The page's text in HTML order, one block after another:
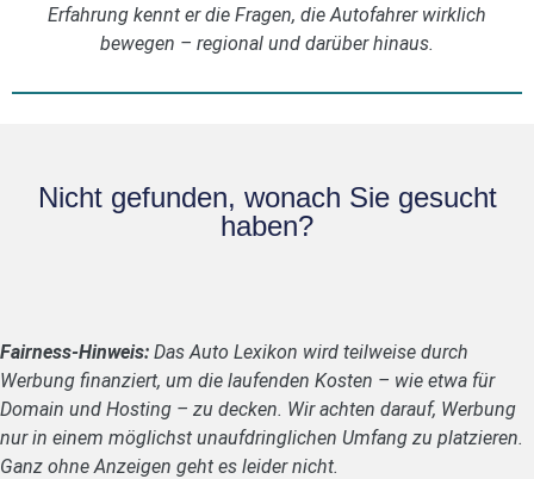
Erfahrung kennt er die Fragen, die Autofahrer wirklich
bewegen – regional und darüber hinaus.
Nicht gefunden, wonach Sie gesucht
haben?
Fairness-Hinweis: Das Auto Lexikon wird teilweise durch
Werbung finanziert, um die laufenden Kosten – wie etwa für
Domain und Hosting – zu decken. Wir achten darauf, Werbung
nur in einem möglichst unaufdringlichen Umfang zu platzieren.
Ganz ohne Anzeigen geht es leider nicht.